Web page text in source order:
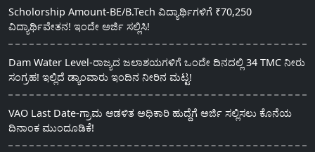
Scholorship Amount-BE/B.Tech ವಿದ್ಯಾರ್ಥಿಗಳಿಗೆ ₹70,250
ವಿದ್ಯಾರ್ಥಿವೇತನ! ಇಂದೇ ಅರ್ಜಿ ಸಲ್ಲಿಸಿ!
Dam Water Level-ರಾಜ್ಯದ ಜಲಾಶಯಗಳಿಗೆ ಒಂದೇ ದಿನದಲ್ಲಿ 34 TMC ನೀರು
ಸಂಗ್ರಹ! ಇಲ್ಲಿದೆ ಡ್ಯಾಂವಾರು ಇಂದಿನ ನೀರಿನ ಮಟ್ಟ!
VAO Last Date-ಗ್ರಾಮ ಆಡಳಿತ ಅಧಿಕಾರಿ ಹುದ್ದೆಗೆ ಅರ್ಜಿ ಸಲ್ಲಿಸಲು ಕೊನೆಯ
ದಿನಾಂಕ ಮುಂದೂಡಿಕೆ!